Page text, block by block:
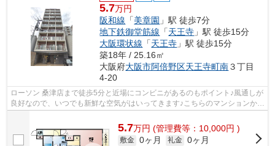
5.7万円
阪和線 「美章園 」駅 徒歩7分
地下鉄御堂筋線 「天王寺 」駅 徒歩15分
大阪環状線 「天王寺 」駅 徒歩15分
築18年 / 25.16㎡
大阪府大阪市阿倍野区天王寺町南３丁目
4-20
ローソン 桑津店まで徒歩5分と近場にコンビニがあるのもポイント♪風通しが
良好なので、いつでも新鮮な空気がはいってきます♪こちらのマンションから
5.7万円 (管理費等：10,000円 )
敷金 0ヶ月 礼金 0ヶ月